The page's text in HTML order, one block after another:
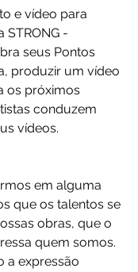
e vídeo para
STRONG -
seus Pontos
produzir um vídeo
os próximos
conduzem
vídeos.
em alguma
que os talentos se
obras, que o
quem somos.
a expressão